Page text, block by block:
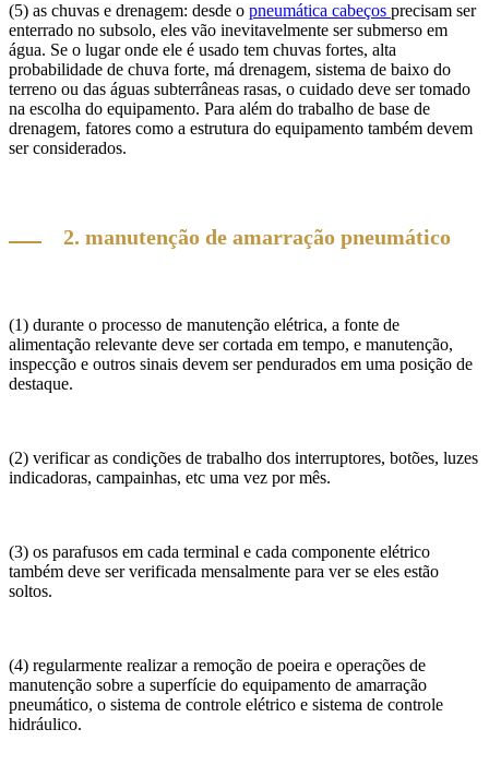
(5) as chuvas e drenagem: desde o pneumática cabeços precisam ser
enterrado no subsolo, eles vão inevitavelmente ser submerso em
água. Se o lugar onde ele é usado tem chuvas fortes, alta
probabilidade de chuva forte, má drenagem, sistema de baixo do
terreno ou das águas subterrâneas rasas, o cuidado deve ser tomado
na escolha do equipamento. Para além do trabalho de base de
drenagem, fatores como a estrutura do equipamento também devem
ser considerados.
2. manutenção de amarração pneumático
(1) durante o processo de manutenção elétrica, a fonte de
alimentação relevante deve ser cortada em tempo, e manutenção,
inspecção e outros sinais devem ser pendurados em uma posição de
destaque.
(2) verificar as condições de trabalho dos interruptores, botões, luzes
indicadoras, campainhas, etc uma vez por mês.
(3) os parafusos em cada terminal e cada componente elétrico
também deve ser verificada mensalmente para ver se eles estão
soltos.
(4) regularmente realizar a remoção de poeira e operações de
manutenção sobre a superfície do equipamento de amarração
pneumático, o sistema de controle elétrico e sistema de controle
hidráulico.